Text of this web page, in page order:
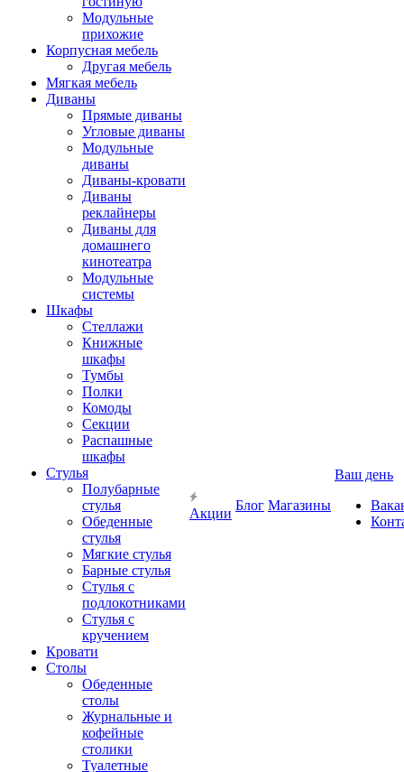
Модульные
прихожие
Корпусная мебель
Другая мебель
Мягкая мебель
Диваны
Прямые диваны
Угловые диваны
Модульные
диваны
Диваны-кровати
Диваны
реклайнеры
Диваны для
домашнего
кинотеатра
Модульные
системы
Шкафы
Стеллажи
Книжные
шкафы
Тумбы
Полки
Комоды
Секции
Распашные
шкафы
Стулья
Полубарные
стулья
Обеденные
стулья
Мягкие стулья
Барные стулья
Стулья с
подлокотниками
Стулья с
кручением
Кровати
Столы
Обеденные
столы
Журнальные и
кофейные
столики
Туалетные
Акции
Блог Магазины
Ваш день